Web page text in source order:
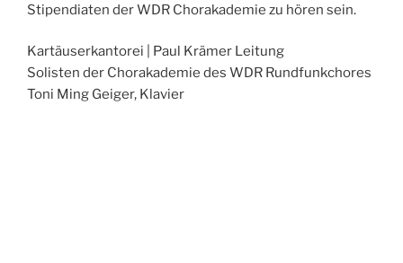
Stipendiaten der WDR Chorakademie zu hören sein.
Kartäuserkantorei | Paul Krämer Leitung
Solisten der Chorakademie des WDR Rundfunkchores
Toni Ming Geiger, Klavier